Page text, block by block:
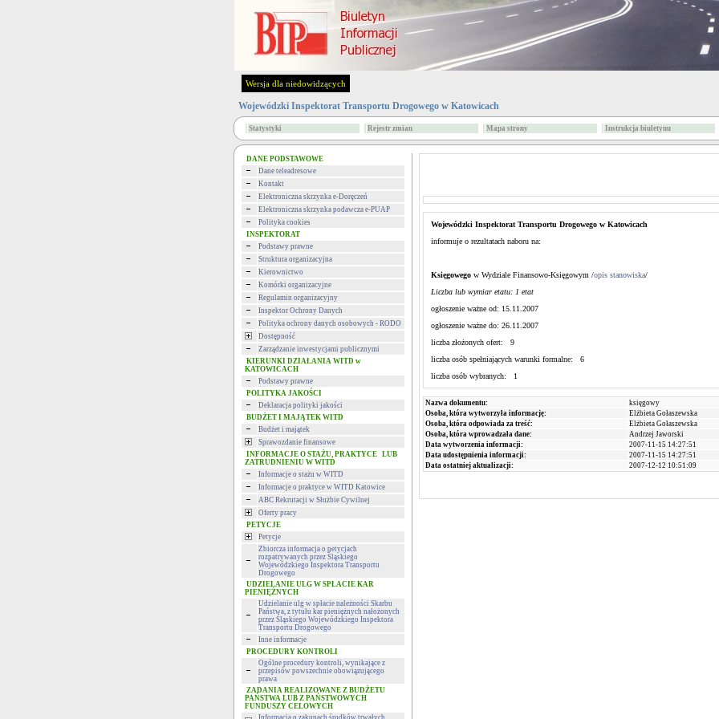
Wersja dla niedowidzących
Wojewódzki Inspektorat Transportu Drogowego w Katowicach
Statystyki Rejestr zmian Mapa strony Instrukcja biuletynu
DANE PODSTAWOWE
Dane teleadresowe
Kontakt
Elektroniczna skrzynka e-Doręczeń
Elektroniczna skrzynka podawcza e-PUAP
Polityka cookies
INSPEKTORAT
Podstawy prawne
Struktura organizacyjna
Kierownictwo
Komórki organizacyjne
Regulamin organizacyjny
Inspektor Ochrony Danych
Polityka ochrony danych osobowych - RODO
Dostępność
Zarządzanie inwestycjami publicznymi
KIERUNKI DZIAŁANIA WITD w
KATOWICACH
Podstawy prawne
POLITYKA JAKOŚCI
Deklaracja polityki jakości
BUDŻET I MAJĄTEK WITD
Budżet i majątek
Sprawozdanie finansowe
INFORMACJE O STAŻU, PRAKTYCE LUB
ZATRUDNIENIU W WITD
Informacje o stażu w WITD
Informacje o praktyce w WITD Katowice
ABC Rekrutacji w Służbie Cywilnej
Oferty pracy
PETYCJE
Petycje
Zbiorcza informacja o petycjach
rozpatrywanych przez Śląskiego
Wojewódzkiego Inspektora Transportu
Drogowego
UDZIELANIE ULG W SPŁACIE KAR
PIENIĘŻNYCH
Udzielanie ulg w spłacie należności Skarbu
Państwa, z tytułu kar pieniężnych nałożonych
przez Śląskiego Wojewódzkiego Inspektora
Transportu Drogowego
Inne informacje
PROCEDURY KONTROLI
Ogólne procedury kontroli, wynikające z
przepisów powszechnie obowiązującego
prawa
ZADANIA REALIZOWANE Z BUDŻETU
PAŃSTWA LUB Z PAŃSTWOWYCH
FUNDUSZY CELOWYCH
Informacja o zakupach środków trwałych
Wojewódzki Inspektorat Transportu Drogowego w Katowicach
informuje o rezultatach naboru na:
Księgowego w Wydziale Finansowo-Księgowym /opis stanowiska/
Liczba lub wymiar etatu: 1 etat
ogłoszenie ważne od: 15.11.2007
ogłoszenie ważne do: 26.11.2007
liczba złożonych ofert: 9
liczba osób spełniających warunki formalne: 6
liczba osób wybranych: 1
Nazwa dokumentu:
księgowy
Osoba, która wytworzyła informację:
Elżbieta Gołaszewska
Osoba, która odpowiada za treść:
Elżbieta Gołaszewska
Osoba, która wprowadzała dane:
Andrzej Jaworski
Data wytworzenia informacji:
2007-11-15 14:27:51
Data udostępnienia informacji:
2007-11-15 14:27:51
Data ostatniej aktualizacji:
2007-12-12 10:51:09